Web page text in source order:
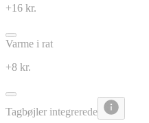
+16 kr.
Varme i rat
+8 kr.
Tagbøjler integrerede